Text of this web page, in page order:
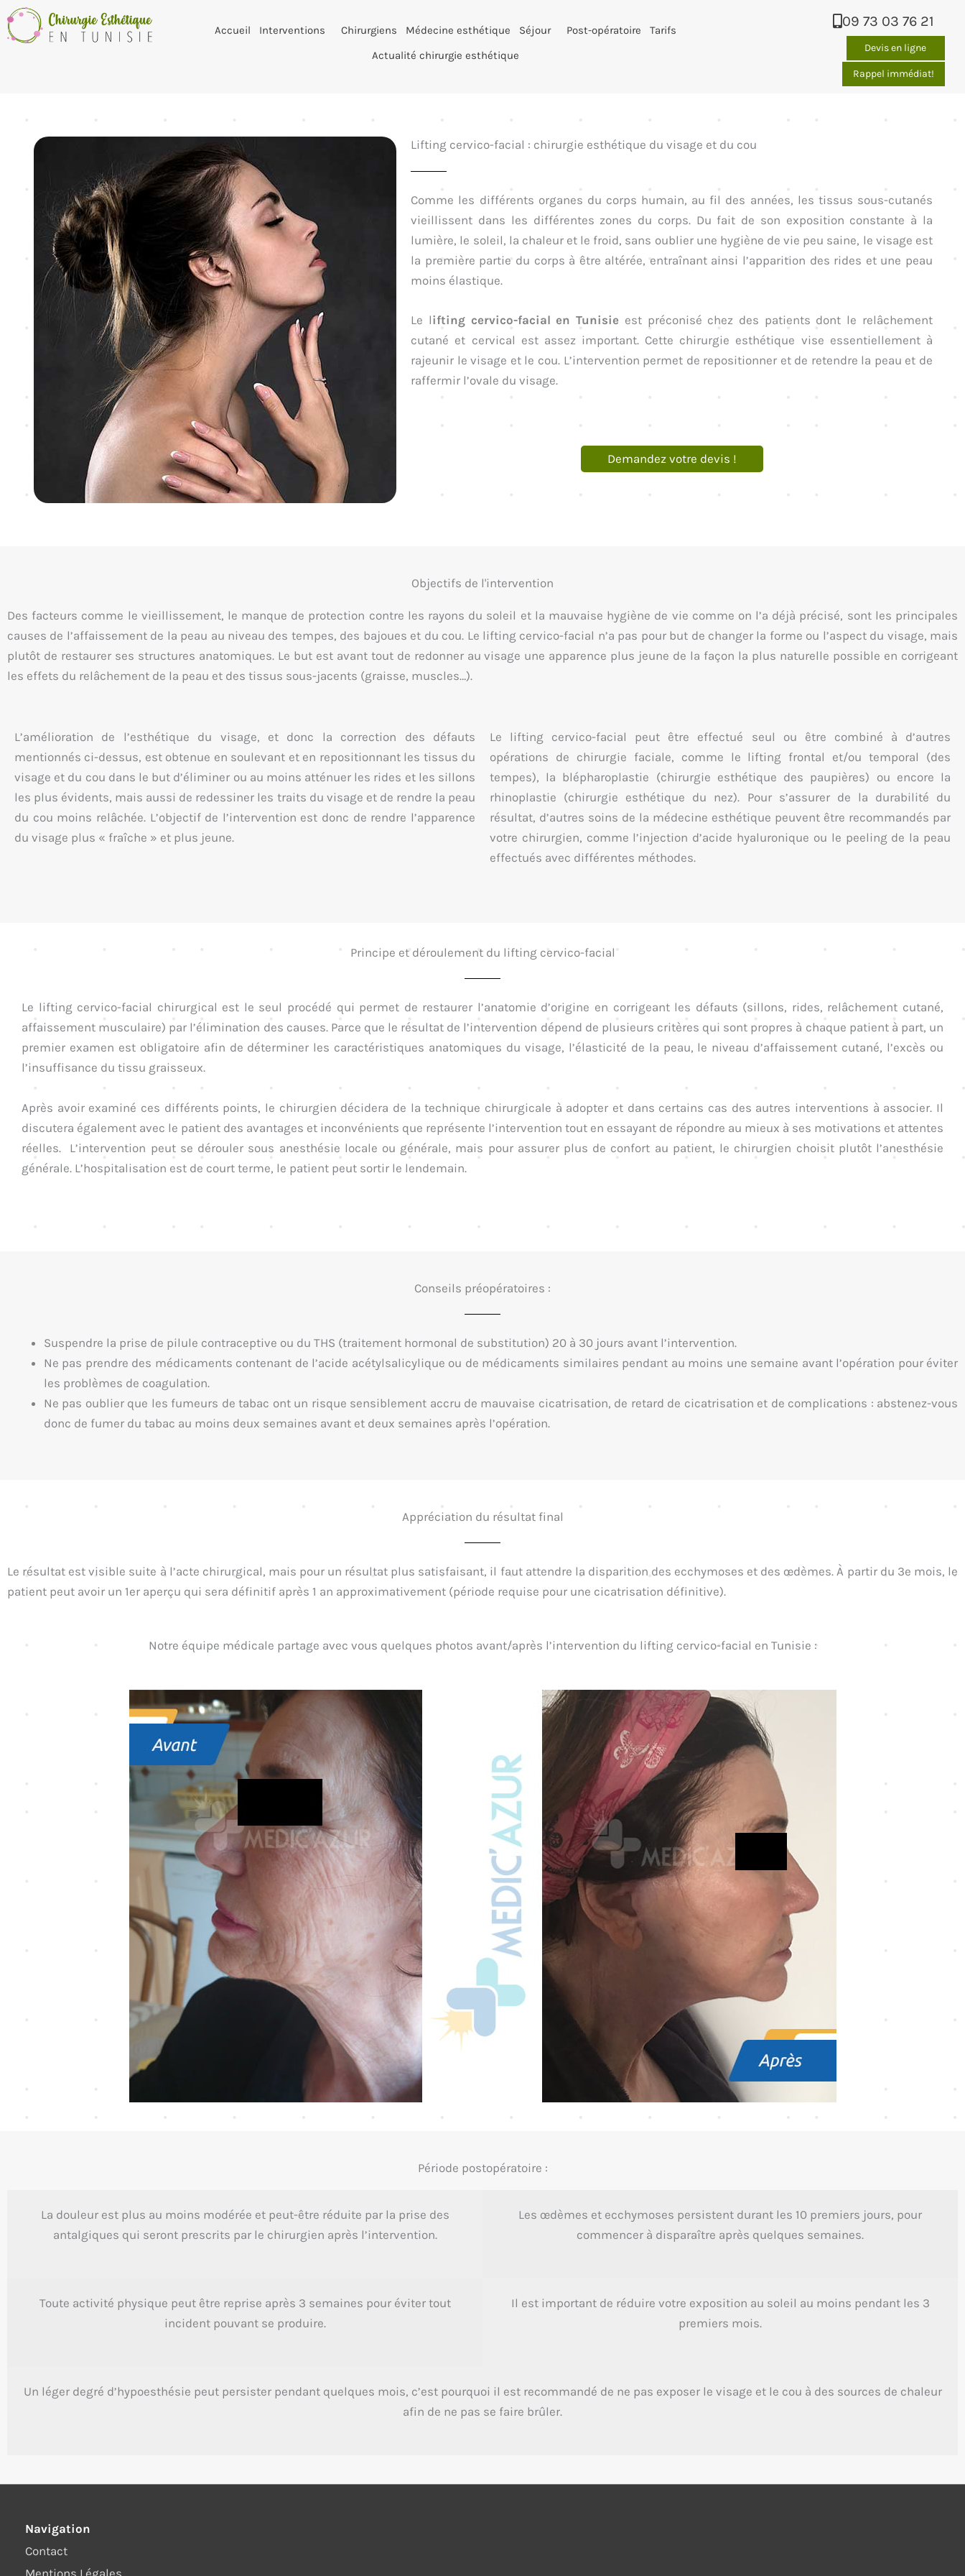
Accueil Interventions Chirurgiens Médecine esthétique Séjour Post-opératoire
Tarifs
Actualité chirurgie esthétique
09 73 03 76 21
Devis en ligne
Rappel immédiat!
Lifting cervico-facial : chirurgie esthétique du visage et du cou
Comme les différents organes du corps humain, au fil des années, les tissus sous-cutanés
vieillissent dans les différentes zones du corps. Du fait de son exposition constante à la
lumière, le soleil, la chaleur et le froid, sans oublier une hygiène de vie peu saine, le visage est
la première partie du corps à être altérée, entraînant ainsi l’apparition des rides et une peau
moins élastique.
Le lifting cervico-facial en Tunisie est préconisé chez des patients dont le relâchement
cutané et cervical est assez important. Cette chirurgie esthétique vise essentiellement à
rajeunir le visage et le cou. L’intervention permet de repositionner et de retendre la peau et de
raffermir l’ovale du visage.
Demandez votre devis !
Objectifs de l'intervention
Des facteurs comme le vieillissement, le manque de protection contre les rayons du soleil et la mauvaise hygiène de vie comme on l’a déjà précisé, sont les principales
causes de l’affaissement de la peau au niveau des tempes, des bajoues et du cou. Le lifting cervico-facial n’a pas pour but de changer la forme ou l’aspect du visage, mais
plutôt de restaurer ses structures anatomiques. Le but est avant tout de redonner au visage une apparence plus jeune de la façon la plus naturelle possible en corrigeant
les effets du relâchement de la peau et des tissus sous-jacents (graisse, muscles…).
L’amélioration de l’esthétique du visage, et donc la correction des défauts
mentionnés ci-dessus, est obtenue en soulevant et en repositionnant les tissus du
visage et du cou dans le but d’éliminer ou au moins atténuer les rides et les sillons
les plus évidents, mais aussi de redessiner les traits du visage et de rendre la peau
du cou moins relâchée. L’objectif de l’intervention est donc de rendre l’apparence
du visage plus « fraîche » et plus jeune.
Le lifting cervico-facial peut être effectué seul ou être combiné à d’autres
opérations de chirurgie faciale, comme le lifting frontal et/ou temporal (des
tempes), la blépharoplastie (chirurgie esthétique des paupières) ou encore la
rhinoplastie (chirurgie esthétique du nez). Pour s’assurer de la durabilité du
résultat, d’autres soins de la médecine esthétique peuvent être recommandés par
votre chirurgien, comme l’injection d’acide hyaluronique ou le peeling de la peau
effectués avec différentes méthodes.
Principe et déroulement du lifting cervico-facial
Le lifting cervico-facial chirurgical est le seul procédé qui permet de restaurer l’anatomie d’origine en corrigeant les défauts (sillons, rides, relâchement cutané,
affaissement musculaire) par l’élimination des causes. Parce que le résultat de l’intervention dépend de plusieurs critères qui sont propres à chaque patient à part, un
premier examen est obligatoire afin de déterminer les caractéristiques anatomiques du visage, l’élasticité de la peau, le niveau d’affaissement cutané, l’excès ou
l’insuffisance du tissu graisseux.
Après avoir examiné ces différents points, le chirurgien décidera de la technique chirurgicale à adopter et dans certains cas des autres interventions à associer. Il
discutera également avec le patient des avantages et inconvénients que représente l’intervention tout en essayant de répondre au mieux à ses motivations et attentes
réelles. L’intervention peut se dérouler sous anesthésie locale ou générale, mais pour assurer plus de confort au patient, le chirurgien choisit plutôt l’anesthésie
générale. L’hospitalisation est de court terme, le patient peut sortir le lendemain.
Conseils préopératoires :
Suspendre la prise de pilule contraceptive ou du THS (traitement hormonal de substitution) 20 à 30 jours avant l’intervention.
Ne pas prendre des médicaments contenant de l’acide acétylsalicylique ou de médicaments similaires pendant au moins une semaine avant l’opération pour éviter
les problèmes de coagulation.
Ne pas oublier que les fumeurs de tabac ont un risque sensiblement accru de mauvaise cicatrisation, de retard de cicatrisation et de complications : abstenez-vous
donc de fumer du tabac au moins deux semaines avant et deux semaines après l’opération.
Appréciation du résultat final
Le résultat est visible suite à l’acte chirurgical, mais pour un résultat plus satisfaisant, il faut attendre la disparition des ecchymoses et des œdèmes. À partir du 3e mois, le
patient peut avoir un 1er aperçu qui sera définitif après 1 an approximativement (période requise pour une cicatrisation définitive).
Notre équipe médicale partage avec vous quelques photos avant/après l’intervention du lifting cervico-facial en Tunisie :
Période postopératoire :
La douleur est plus au moins modérée et peut-être réduite par la prise des
antalgiques qui seront prescrits par le chirurgien après l’intervention.
Les œdèmes et ecchymoses persistent durant les 10 premiers jours, pour
commencer à disparaître après quelques semaines.
Toute activité physique peut être reprise après 3 semaines pour éviter tout
incident pouvant se produire.
Il est important de réduire votre exposition au soleil au moins pendant les 3
premiers mois.
Un léger degré d’hypoesthésie peut persister pendant quelques mois, c’est pourquoi il est recommandé de ne pas exposer le visage et le cou à des sources de chaleur
afin de ne pas se faire brûler.
Navigation
Contact
Mentions Légales